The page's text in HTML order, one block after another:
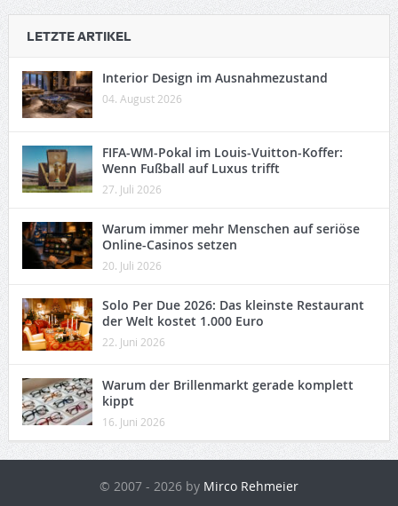
LETZTE ARTIKEL
Interior Design im Ausnahmezustand
04. August 2026
FIFA-WM-Pokal im Louis-Vuitton-Koffer:
Wenn Fußball auf Luxus trifft
27. Juli 2026
Warum immer mehr Menschen auf seriöse
Online-Casinos setzen
20. Juli 2026
Solo Per Due 2026: Das kleinste Restaurant
der Welt kostet 1.000 Euro
22. Juni 2026
Warum der Brillenmarkt gerade komplett
kippt
16. Juni 2026
© 2007 - 2026 by Mirco Rehmeier